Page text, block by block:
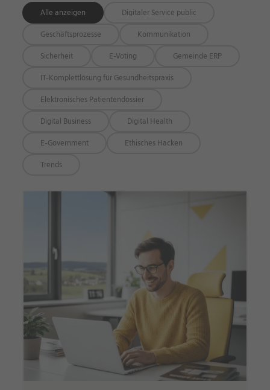
Alle anzeigen Digitaler Service public
Geschäftsprozesse Kommunikation
Sicherheit E-Voting Gemeinde ERP
IT-Komplettlösung für Gesundheitspraxis
Elektronisches Patientendossier
Digital Business Digital Health
E-Government Ethisches Hacken
Trends